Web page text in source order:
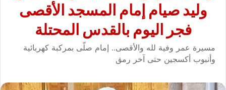
وليد صيام إمام المسجد الأقصى
فجر اليوم بالقدس المحتلة
مسيرة عمر وفية لله والأقصى.. إمام صلّى بمركبة كهربائية
وأنبوب أكسجين حتى آخر رمق